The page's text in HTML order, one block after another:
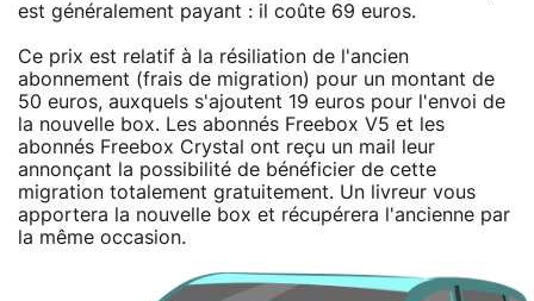
est généralement payant : il coûte 69 euros.
Ce prix est relatif à la résiliation de l'ancien
abonnement (frais de migration) pour un montant de
50 euros, auxquels s'ajoutent 19 euros pour l'envoi de
la nouvelle box. Les abonnés Freebox V5 et les
abonnés Freebox Crystal ont reçu un mail leur
annonçant la possibilité de bénéficier de cette
migration totalement gratuitement. Un livreur vous
apportera la nouvelle box et récupérera l'ancienne par
la même occasion.